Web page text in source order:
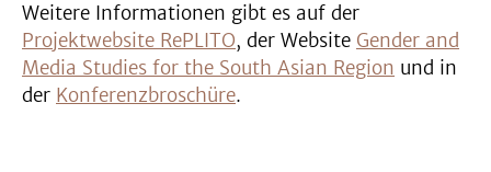
Weitere Informationen gibt es auf der
Projektwebsite RePLITO, der Website Gender and
Media Studies for the South Asian Region und in
der Konferenzbroschüre.